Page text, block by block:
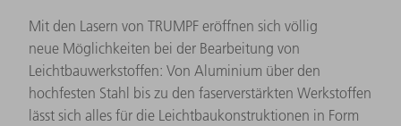
Mit den Lasern von TRUMPF eröffnen sich völlig
neue Möglichkeiten bei der Bearbeitung von
Leichtbauwerkstoffen: Von Aluminium über den
hochfesten Stahl bis zu den faserverstärkten Werkstoffen
lässt sich alles für die Leichtbaukonstruktionen in Form